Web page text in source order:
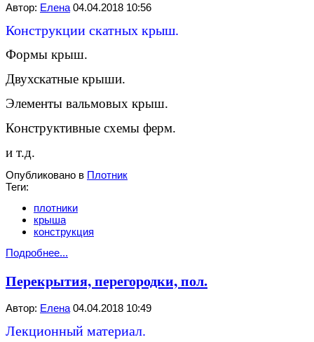
Автор: Елена 04.04.2018 10:56
Конструкции скатных крыш.
Формы крыш.
Двухскатные крыши.
Элементы вальмовых крыш.
Конструктивные схемы ферм.
и т.д.
Опубликовано в Плотник
Теги:
плотники
крыша
конструкция
Подробнее...
Перекрытия, перегородки, пол.
Автор: Елена 04.04.2018 10:49
Лекционный материал.